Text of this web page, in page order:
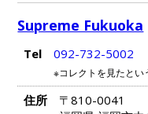
Supreme Fukuoka
Tel 092-732-5002
※コレクトを見たとい
住所
〒810-0041